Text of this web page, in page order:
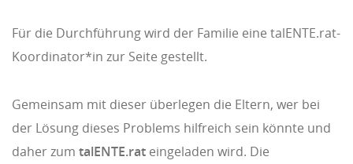
Für die Durchführung wird der Familie eine talENTE.rat-
Koordinator*in zur Seite gestellt.
Gemeinsam mit dieser überlegen die Eltern, wer bei
der Lösung dieses Problems hilfreich sein könnte und
daher zum talENTE.rat eingeladen wird. Die